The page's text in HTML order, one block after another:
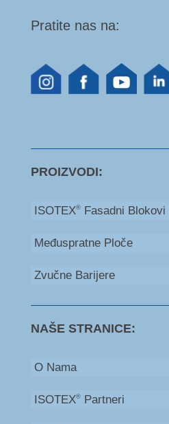
Pratite nas na:
PROIZVODI:
ISOTEX®Fasadni Blokovi
Međuspratne Ploče
Zvučne Barijere
NAŠE STRANICE:
O Nama
ISOTEX®Partneri